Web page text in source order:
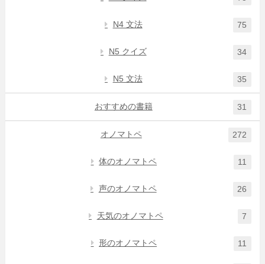
N4 文法 75
N5 クイズ 34
N5 文法 35
おすすめの書籍 31
オノマトペ 272
体のオノマトペ 11
声のオノマトペ 26
天気のオノマトペ 7
形のオノマトペ 11